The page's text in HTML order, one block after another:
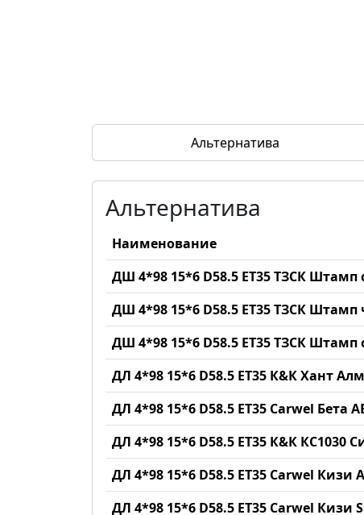
Альтернатива
Альтернатива
Наименование
ДШ 4*98 15*6 D58.5 ET35 ТЗСК Штамп
ДШ 4*98 15*6 D58.5 ET35 ТЗСК
ДШ 4*98 15*6 D58.5 ET35 ТЗСК Штамп
ДЛ 4*98 15*6 D58.5 ET35 К&К Хант
ДЛ 4*98 15*6 D58.5 ET35 Carwel Бета
ДЛ 4*98 15*6 D58.5 ET35 К&К КС1030
ДЛ 4*98 15*6 D58.5 ET35 Carwel Кизи
ДЛ 4*98 15*6 D58.5 ET35 Carwel Кизи